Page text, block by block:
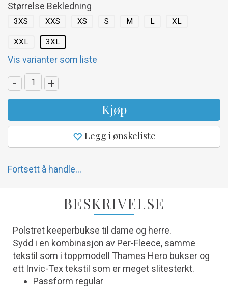
Størrelse Bekledning
3XS XXS XS S M L XL
XXL 3XL
Vis varianter som liste
- +
Kjøp
Legg i ønskeliste
Fortsett å handle...
BESKRIVELSE
Polstret keeperbukse til dame og herre.
Sydd i en kombinasjon av Per-Fleece, samme
tekstil som i toppmodell Thames Hero bukser og
ett Invic-Tex tekstil som er meget slitesterkt.
Passform regular